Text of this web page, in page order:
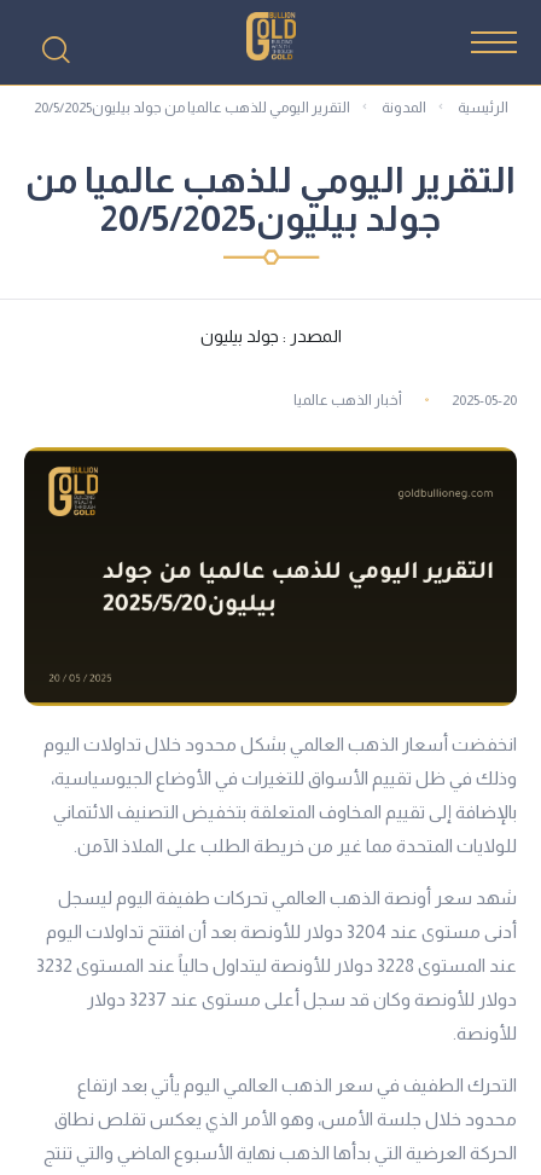
الرئيسية المدونة التقرير اليومي للذهب عالميا من جولد بيليون20/5/2025
التقرير اليومي للذهب عالميا من
جولد بيليون20/5/2025
المصدر : جولد بيليون
2025-05-20 أخبار الذهب عالميا
انخفضت أسعار الذهب العالمي بشكل محدود خلال تداولات اليوم
وذلك في ظل تقييم الأسواق للتغيرات في الأوضاع الجيوسياسية،
بالإضافة إلى تقييم المخاوف المتعلقة بتخفيض التصنيف الائتماني
للولايات المتحدة مما غير من خريطة الطلب على الملاذ الآمن.
شهد سعر أونصة الذهب العالمي تحركات طفيفة اليوم ليسجل
أدنى مستوى عند 3204 دولار للأونصة بعد أن افتتح تداولات اليوم
عند المستوى 3228 دولار للأونصة ليتداول حالياً عند المستوى 3232
دولار للأونصة وكان قد سجل أعلى مستوى عند 3237 دولار
للأونصة.
التحرك الطفيف في سعر الذهب العالمي اليوم يأتي بعد ارتفاع
محدود خلال جلسة الأمس، وهو الأمر الذي يعكس تقلص نطاق
الحركة العرضية التي بدأها الذهب نهاية الأسبوع الماضي والتي تنتج